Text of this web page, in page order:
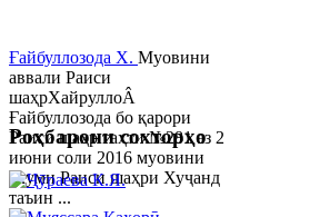
Ғайбуллозода Х. Муовини
аввали Раиси
шаҳрХайруллоÂ
Ғайбуллозода бо қарори
Раиси шаҳр таҳти №281 аз 2
июни соли 2016 муовини
якуми Раиси шаҳри Хуҷанд
таъин ...
Роҳбарони сохторҳо